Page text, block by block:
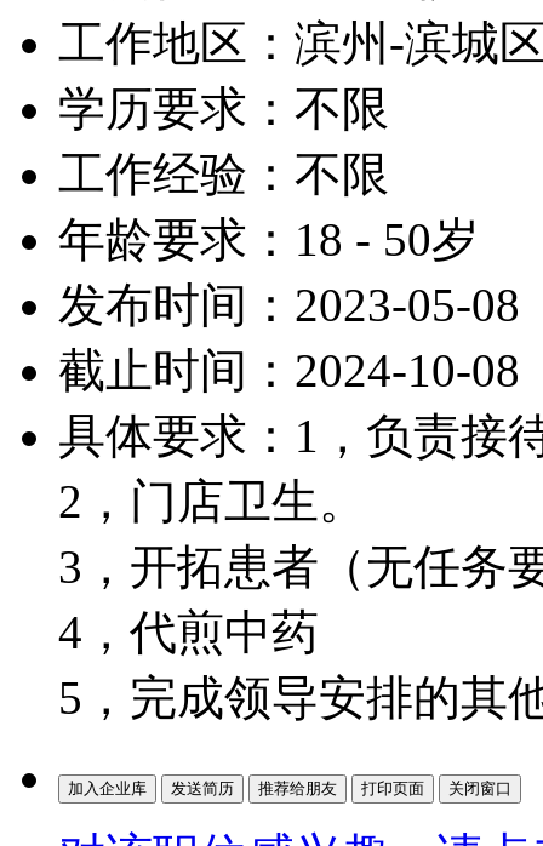
工作地区：滨州-滨城
学历要求：不限
工作经验：不限
年龄要求：18 - 50岁
发布时间：2023-05-08
截止时间：2024-10-08
具体要求：1，负责接
2，门店卫生。
3，开拓患者（无任务
4，代煎中药
5，完成领导安排的其